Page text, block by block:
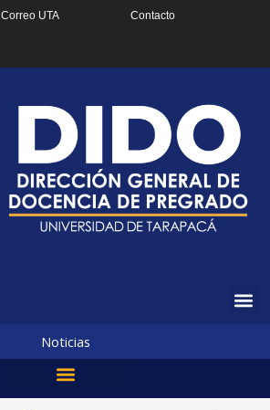
Correo UTA Contacto
Noticias